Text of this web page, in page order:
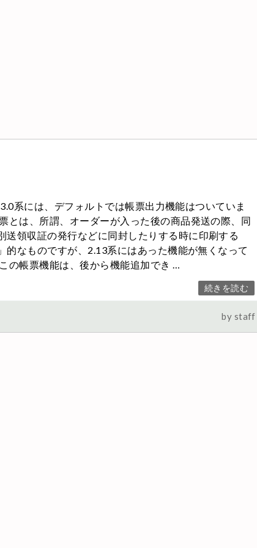
系には、デフォルトでは帳票出力機能はついていま
とは、所謂、オーダーが入った後の商品発送の際、同
送領収証の発行などに同封したりする時に印刷する
的なものですが、2.13系にはあった機能が無くなって
の帳票機能は、後から機能追加でき …
続きを読む
by staff